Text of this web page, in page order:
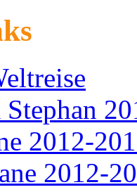
2012-
2012-